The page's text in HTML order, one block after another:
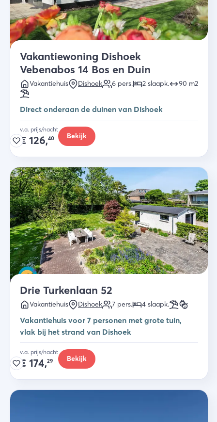
Vakantiewoning Dishoek
Vebenabos 14 Bos en Duin
Vakantiehuis Dishoek 6 pers. 2 slaapk. 90 m2
Direct onderaan de duinen van Dishoek
v.a. prijs/nacht
€ 126,40 Bekijk
Drie Turkenlaan 52
Vakantiehuis Dishoek 7 pers. 4 slaapk.
Vakantiehuis voor 7 personen met grote tuin,
vlak bij het strand van Dishoek
v.a. prijs/nacht
€ 174,29 Bekijk